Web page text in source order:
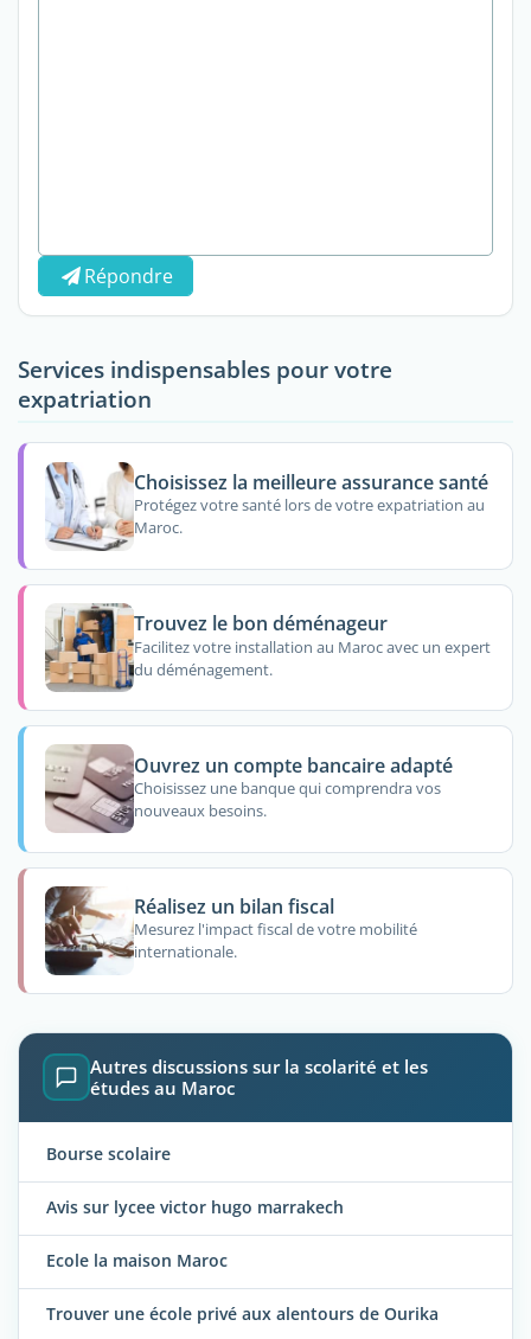
Répondre
Services indispensables pour votre
expatriation
Choisissez la meilleure assurance santé
Protégez votre santé lors de votre expatriation au
Maroc.
Trouvez le bon déménageur
Facilitez votre installation au Maroc avec un expert
du déménagement.
Ouvrez un compte bancaire adapté
Choisissez une banque qui comprendra vos
nouveaux besoins.
Réalisez un bilan fiscal
Mesurez l'impact fiscal de votre mobilité
internationale.
Autres discussions sur la scolarité et les
études au Maroc
Bourse scolaire
Avis sur lycee victor hugo marrakech
Ecole la maison Maroc
Trouver une école privé aux alentours de Ourika